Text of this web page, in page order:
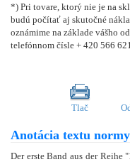
*) Pri tovare, ktorý nie je na
budú počítať aj skutočné
oznámime na základe vášho
telefónnom čísle + 420 566
Tlač
Anotácia textu
Der erste Band aus der